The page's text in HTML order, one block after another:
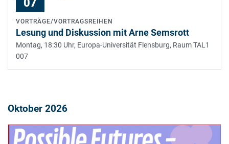
07
VORTRÄGE/VORTRAGSREIHEN
Lesung und Diskussion mit Arne Semsrott
Montag, 18:30 Uhr, Europa-Universität Flensburg, Raum TAL1
007
Oktober 2026